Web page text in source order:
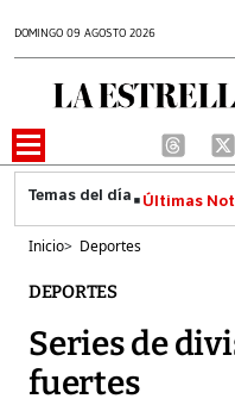
DOMINGO 09 AGOSTO 2026
Últimas
Inicio> Deportes
DEPORTES
Series de
fuertes